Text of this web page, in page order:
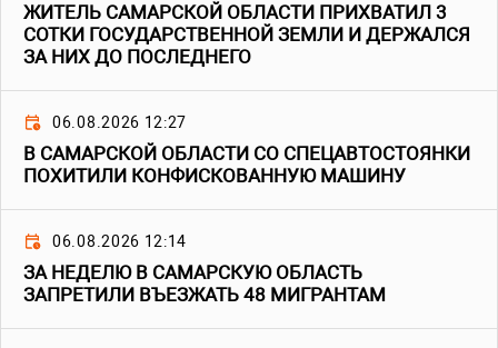
ЖИТЕЛЬ САМАРСКОЙ ОБЛАСТИ ПРИХВАТИЛ 3
СОТКИ ГОСУДАРСТВЕННОЙ ЗЕМЛИ И ДЕРЖАЛСЯ
ЗА НИХ ДО ПОСЛЕДНЕГО
06.08.2026 12:27
В САМАРСКОЙ ОБЛАСТИ СО СПЕЦАВТОСТОЯНКИ
ПОХИТИЛИ КОНФИСКОВАННУЮ МАШИНУ
06.08.2026 12:14
ЗА НЕДЕЛЮ В САМАРСКУЮ ОБЛАСТЬ
ЗАПРЕТИЛИ ВЪЕЗЖАТЬ 48 МИГРАНТАМ